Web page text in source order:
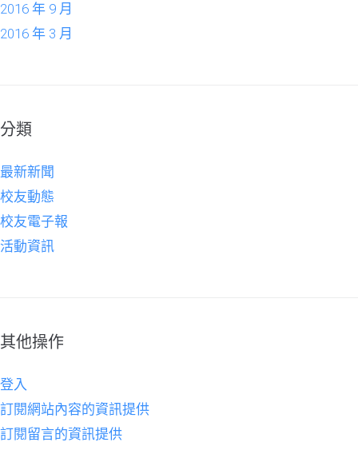
2016 年 9 月
2016 年 3 月
分類
最新新聞
校友動態
校友電子報
活動資訊
其他操作
登入
訂閱網站內容的資訊提供
訂閱留言的資訊提供